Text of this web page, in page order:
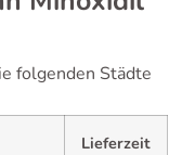
folgenden Städte
Lieferzeit